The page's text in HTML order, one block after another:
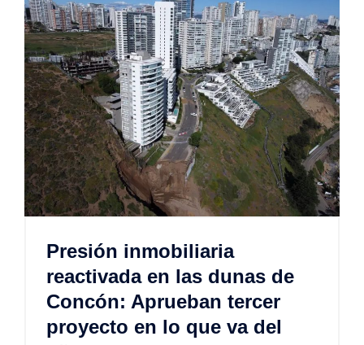
Presión inmobiliaria
reactivada en las dunas de
Concón: Aprueban tercer
proyecto en lo que va del